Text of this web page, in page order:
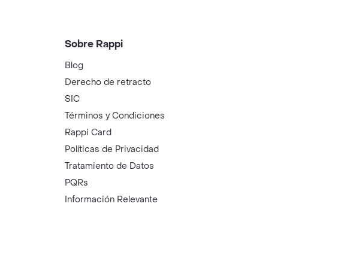
Sobre Rappi
Blog
Derecho de retracto
SIC
Términos y Condiciones
Rappi Card
Políticas de Privacidad
Tratamiento de Datos
PQRs
Información Relevante